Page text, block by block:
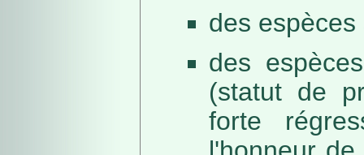
des
des
(statut de
forte